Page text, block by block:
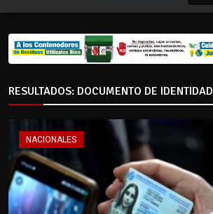
RESULTADOS: DOCUMENTO DE IDENTIDAD
NACIONALES